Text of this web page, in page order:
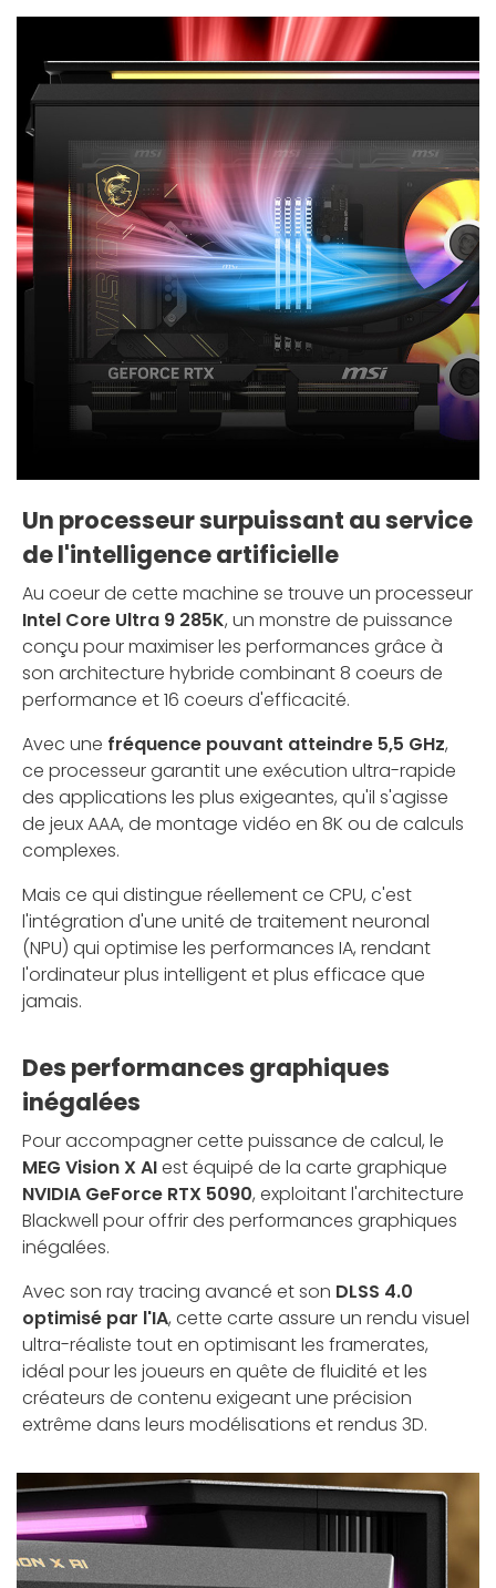
Un processeur surpuissant au service
de l'intelligence artificielle
Au coeur de cette machine se trouve un processeur
Intel Core Ultra 9 285K, un monstre de puissance
conçu pour maximiser les performances grâce à
son architecture hybride combinant 8 coeurs de
performance et 16 coeurs d'efficacité.
Avec une fréquence pouvant atteindre 5,5 GHz,
ce processeur garantit une exécution ultra-rapide
des applications les plus exigeantes, qu'il s'agisse
de jeux AAA, de montage vidéo en 8K ou de calculs
complexes.
Mais ce qui distingue réellement ce CPU, c'est
l'intégration d'une unité de traitement neuronal
(NPU) qui optimise les performances IA, rendant
l'ordinateur plus intelligent et plus efficace que
jamais.
Des performances graphiques
inégalées
Pour accompagner cette puissance de calcul, le
MEG Vision X AIest équipé de la carte graphique
NVIDIA GeForce RTX 5090, exploitant l'architecture
Blackwell pour offrir des performances graphiques
inégalées.
Avec son ray tracing avancé et son DLSS 4.0
optimisé par l'IA, cette carte assure un rendu visuel
ultra-réaliste tout en optimisant les framerates,
idéal pour les joueurs en quête de fluidité et les
créateurs de contenu exigeant une précision
extrême dans leurs modélisations et rendus 3D.